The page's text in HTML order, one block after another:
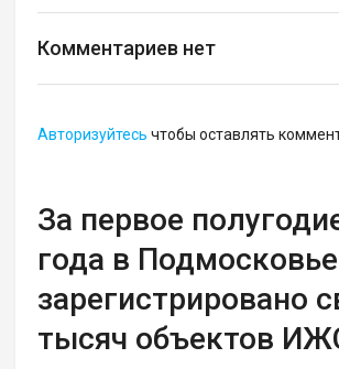
Комментариев нет
Авторизуйтесь чтобы оставлять
За первое
года в Подмосковье
зарегистрировано
тысяч объектов